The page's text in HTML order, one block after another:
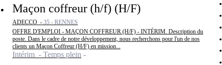
Maçon coffreur (h/f) (H/F)
ADECCO - 35 - RENNES
OFFRE D'EMPLOI - MAÇON COFFREUR (H/F) - INTÉRIM. Description du
poste. Dans le cadre de notre développement, nous recherchons pour l'un de nos
clients un Maçon Coffreur (H/F) en mission...
Intérim - Temps plein